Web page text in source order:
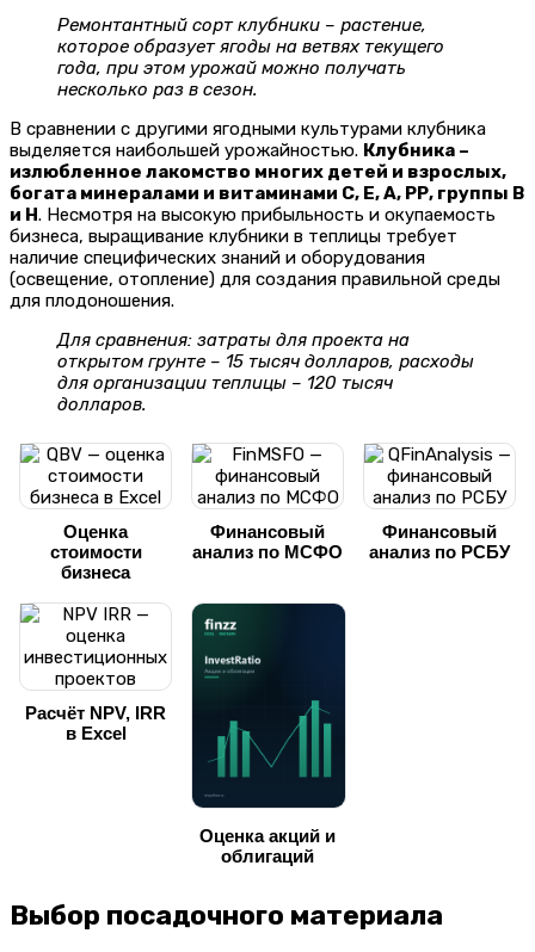
Ремонтантный сорт клубники – растение,
которое образует ягоды на ветвях текущего
года, при этом урожай можно получать
несколько раз в сезон.
В сравнении с другими ягодными культурами клубника
выделяется наибольшей урожайностью. Клубника –
излюбленное лакомство многих детей и взрослых,
богата минералами и витаминами С, Е, А, РР, группы В
и Н. Несмотря на высокую прибыльность и окупаемость
бизнеса, выращивание клубники в теплицы требует
наличие специфических знаний и оборудования
(освещение, отопление) для создания правильной среды
для плодоношения.
Для сравнения: затраты для проекта на
открытом грунте – 15 тысяч долларов, расходы
для организации теплицы – 120 тысяч
долларов.
Оценка
стоимости
бизнеса
Финансовый
анализ по МСФО
Финансовый
анализ по РСБУ
Расчёт NPV, IRR
в Excel
Оценка акций и
облигаций
Выбор посадочного материала